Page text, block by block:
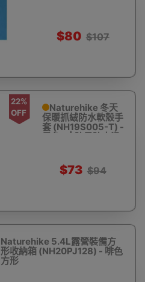
$80 $107
22%
OFF
Naturehike 冬天
保暖抓絨防水軟殼手
套 (NH19S005-T) -
黑色 L | 防風防水滑
$73 $94
Naturehike 5.4L露營裝備方
形收納箱 (NH20PJ128) - 啡色
方形